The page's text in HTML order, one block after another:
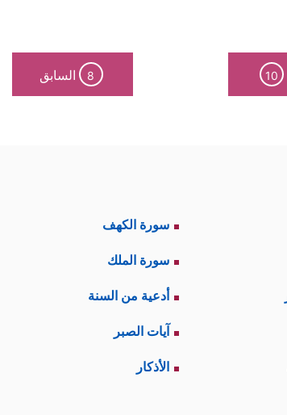
10
8 السابق
سورة الكهف
سورة الملك
أدعية من السنة
آيات الصبر
الأذكار